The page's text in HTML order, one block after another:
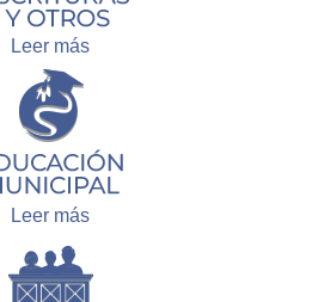
Leer más
Leer más